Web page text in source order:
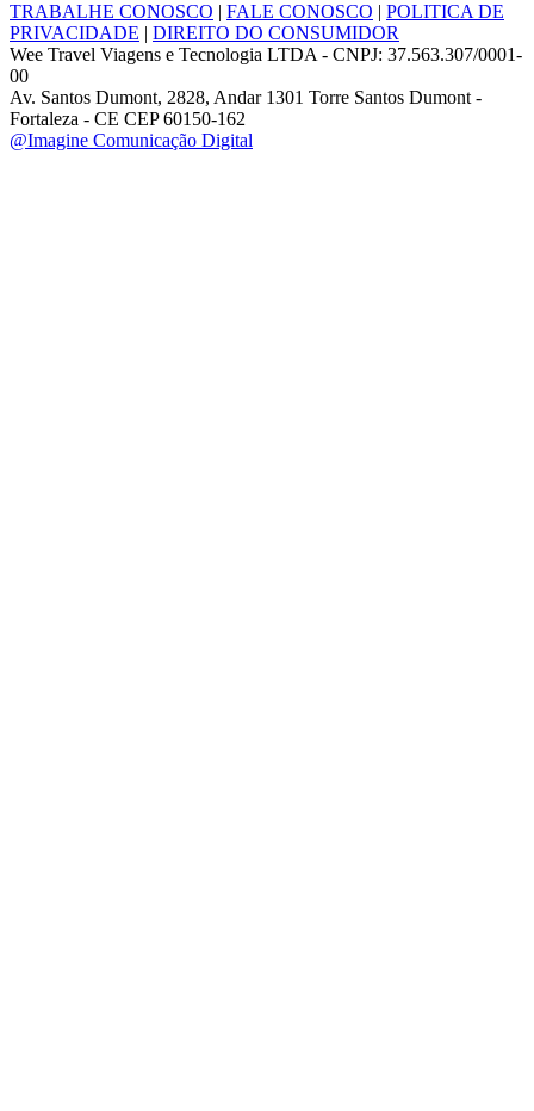
TRABALHE CONOSCO FALE CONOSCO
POLITICA DE
PRIVACIDADE
DIREITO DO CONSUMIDOR
Wee Travel Viagens e Tecnologia LTDA - CNPJ: 37.563.307/0001-
00
Av. Santos Dumont, 2828, Andar 1301 Torre Santos Dumont -
Fortaleza - CE CEP 60150-162
@Imagine Comunicação Digital